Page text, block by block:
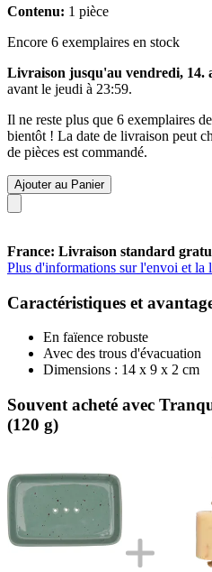
Contenu: 1 pièce
Encore 6 exemplaires en stock
Livraison jusqu'au vendredi, 14.
avant le jeudi à 23:59.
Il ne reste plus que 6 exemplaires
bientôt ! La date de livraison peut
de pièces est commandé.
Ajouter au Panier
France: Livraison standard
Plus d'informations sur l'envoi et la
Caractéristiques et
En faïence robuste
Avec des trous d'évacuation
Dimensions : 14 x 9 x 2 cm
Souvent acheté avec
(120 g)